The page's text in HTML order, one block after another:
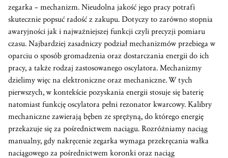
zegarka – mechanizm. Nieudolna jakość jego pracy potrafi
skutecznie popsuć radość z zakupu. Dotyczy to zarówno stopnia
awaryjności jak i najważniejszej funkcji czyli precyzji pomiaru
czasu. Najbardziej zasadniczy podział mechanizmów przebiega w
oparciu o sposób gromadzenia oraz dostarczania energii do ich
pracy, a także rodzaj zastosowanego oscylatora. Mechanizmy
dzielimy więc na elektroniczne oraz mechaniczne. W tych
pierwszych, w kontekście pozyskania energii stosuje się baterię
natomiast funkcję oscylatora pełni rezonator kwarcowy. Kalibry
mechaniczne zawierają bęben ze sprężyną, do którego energię
przekazuje się za pośrednictwem naciągu. Rozróżniamy naciąg
manualny, gdy nakręcenie zegarka wymaga przekręcania wałka
naciągowego za pośrednictwem koronki oraz naciąg